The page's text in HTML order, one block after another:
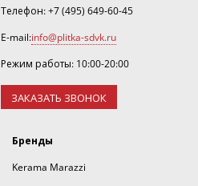
Телефон:+7 (495) 649-60-45
E-mail:info@plitka-sdvk.ru
Режим работы: 10:00-20:00
ЗАКАЗАТЬ ЗВОНОК
Бренды
Kerama Marazzi